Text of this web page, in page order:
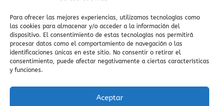
Para ofrecer las mejores experiencias, utilizamos tecnologías como
las cookies para almacenar y/o acceder a la información del
dispositivo. El consentimiento de estas tecnologías nos permitirá
procesar datos como el comportamiento de navegación o las
identificaciones únicas en este sitio. No consentir o retirar el
consentimiento, puede afectar negativamente a ciertas características
y funciones.
Aceptar
pineta viajes con encanto vistas
espectaculares valle de Yaga zona zero
enduro Vió vistas viajes conscientes vida cultural en
pueblos vistas panorámicas viaje al
pasado
viaje espiritual
zona zero vida lenta Vía Verde Ara viaje en coche villa
vistas del embalse Viaje